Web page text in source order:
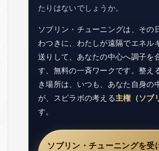
たりはないでしょうか。
ソブリン・チューニングは、その
わつきに、わたしが遠隔でエネル
送りして、あなたの中心へ調子を
す、無料の一斉ワークです。整え
き場所は、いつも、あなた自身の
が、スピラボの考える主権（ソブ
す。
ソブリン・チューニングを受